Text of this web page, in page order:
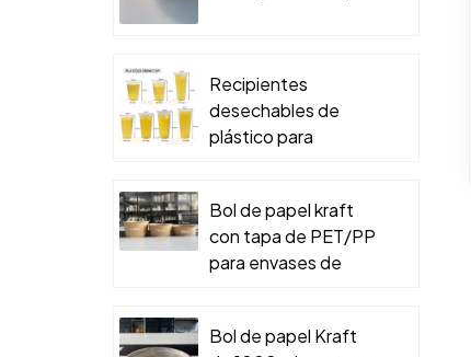
Recipientes
desechables de
plástico para
Bol de papel kraft
con tapa de PET/PP
para envases de
Bol de papel Kraft